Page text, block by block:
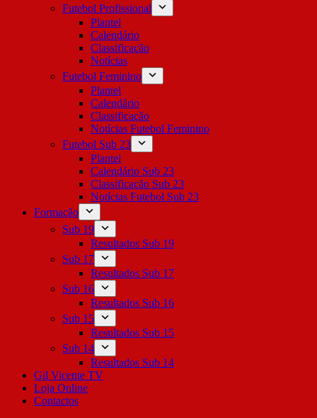
Futebol Profissional
Plantel
Calendário
Classificação
Notícias
Futebol Feminino
Plantel
Calendário
Classificação
Notícias Futebol Feminino
Futebol Sub 23
Plantel
Calendário Sub 23
Classificação Sub 23
Notícias Futebol Sub 23
Formação
Sub 19
Resultados Sub 19
Sub 17
Resultados Sub 17
Sub 16
Resultados Sub 16
Sub 15
Resultados Sub 15
Sub 14
Resultados Sub 14
Gil Vicente TV
Loja Online
Contactos